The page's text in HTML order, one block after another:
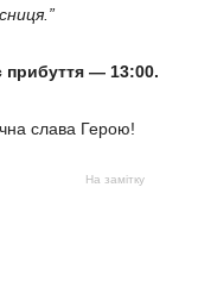
прибуття — 13:00.
слава Герою!
На замітку